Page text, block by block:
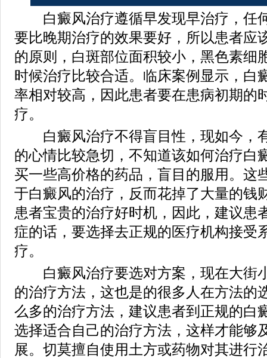
白癜风治疗遵循早发现早治疗，任
要比晚期治疗的效果要好，所以患者应
的原则，白斑部位面积较小，黑色素细
时候治疗比较合适。临床案例显示，白
率相对较高，因此患者要在患病初期的
疗。
白癜风治疗不得盲目性，现如今，
的心情比较急切，不知道该如何治疗白
买一些高价格的药品，盲目的服用。这
于白癜风的治疗，反而花掉了大量的钱
患者宝贵的治疗好时机，因此，建议患
症的话，要选择去正规的医疗机构接受
疗。
白癜风治疗要选对方案，现在大街
的治疗方法，这也是的很多人在方法的
么多的治疗方法，建议患者到正规的白
选择适合自己的治疗方法，这样才能够
展。切莫擅自使用土方或药物对其进行